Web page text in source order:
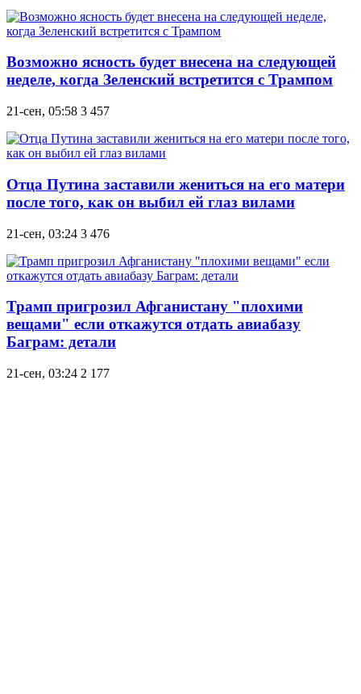
Возможно ясность будет внесена на следующей
неделе, когда Зеленский встретится с Трампом
21-сен, 05:58 3 457
Отца Путина заставили жениться на его матери
после того, как он выбил ей глаз вилами
21-сен, 03:24 3 476
Трамп пригрозил Афганистану "плохими
вещами" если откажутся отдать авиабазу
Баграм: детали
21-сен, 03:24 2 177